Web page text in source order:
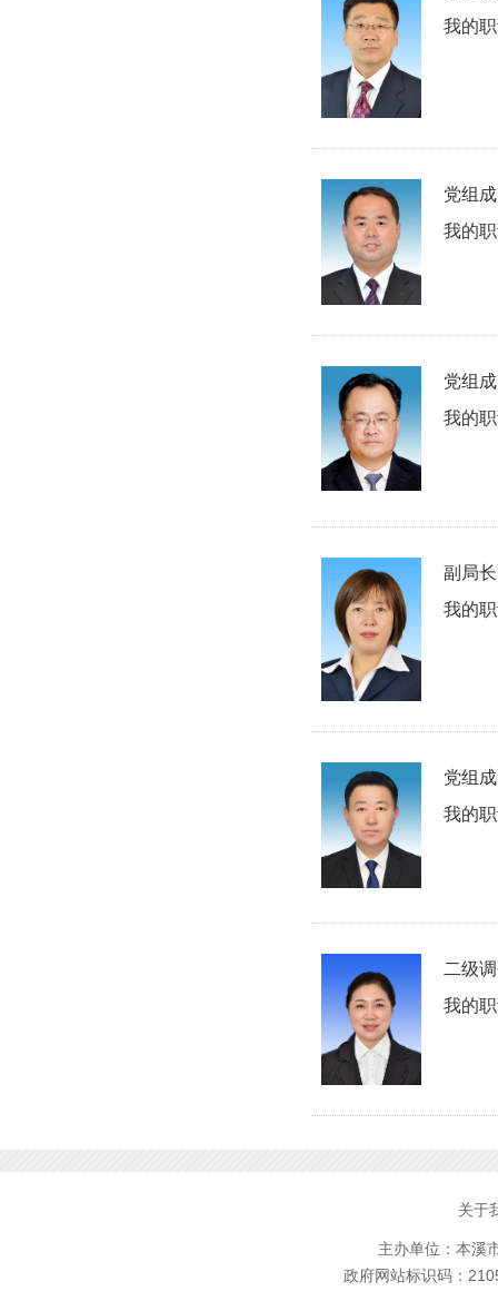
我的
党组
我的
党组
我的
副局长
我的
党组
我的
二级
我的
关于
主办单位：本溪
政府网站标识码：